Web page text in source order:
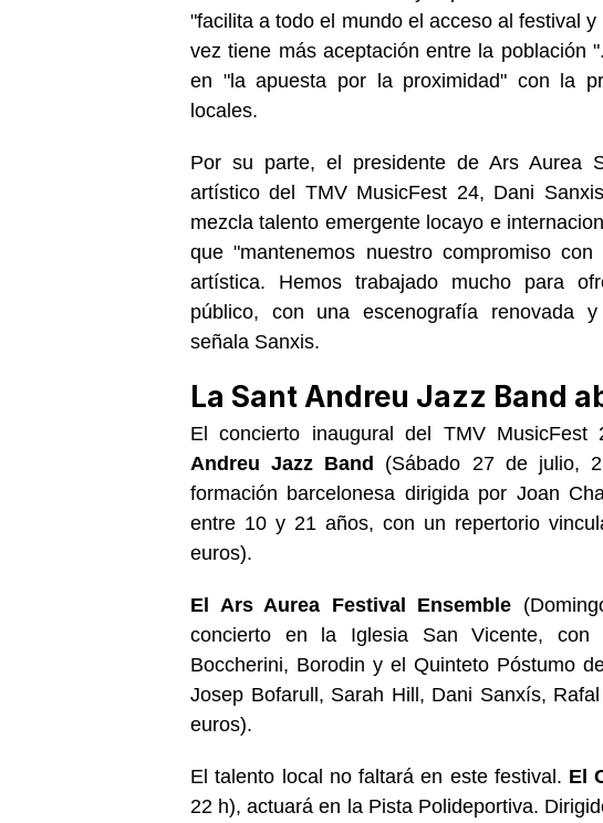
"facilita a todo el mundo el acceso al festival
vez tiene más aceptación entre la población
en "la apuesta por la proximidad" con la
locales.
Por su parte, el presidente de Ars Aurea
artístico del TMV MusicFest 24, Dani
mezcla talento emergente locayo e
que "mantenemos nuestro compromiso
artística. Hemos trabajado mucho para
público, con una escenografía renovada
señala Sanxis.
La Sant Andreu Jazz Band
El concierto inaugural del TMV
Andreu Jazz Band (Sábado 27 de julio,
formación barcelonesa dirigida por Joan
entre 10 y 21 años, con un repertorio
euros).
El Ars Aurea Festival Ensemble (
concierto en la Iglesia San Vicente,
Boccherini, Borodin y el Quinteto Póstumo
Josep Bofarull, Sarah Hill, Dani Sanxís,
euros).
El talento local no faltará en este festival. El
22 h), actuará en la Pista Polideportiva.